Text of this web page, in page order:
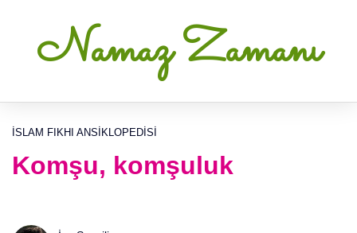
Namaz Zamanı
İSLAM FIKHI ANSIKLOPEDISI
Komşu, komşuluk